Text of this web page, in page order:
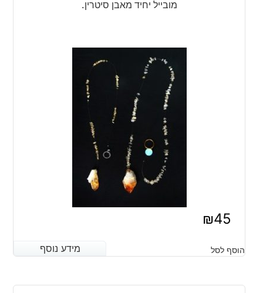
מובייל יחיד מאבן סיטרין.
₪45
מידע נוסף הוסף לסל מידע נוסף